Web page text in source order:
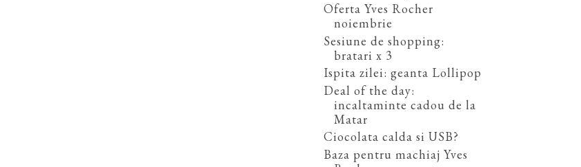
Oferta Yves Rocher
noiembrie
Sesiune de shopping:
bratari x 3
Ispita zilei: geanta Lollipop
Deal of the day:
incaltaminte cadou de la
Matar
Ciocolata calda si USB?
Baza pentru machiaj Yves